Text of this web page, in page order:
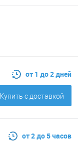
от 1 до 2 дней
Купить c доставкой
от 2 до 5 часов